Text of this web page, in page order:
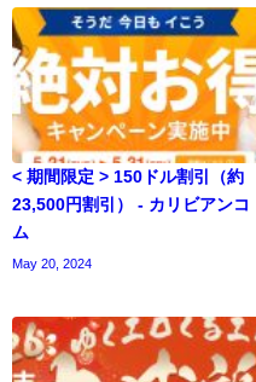
< 期間限定 > 150ドル割引（約
23,500円割引） - カリビアンコ
ム
May 20, 2024